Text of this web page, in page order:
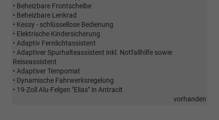
• Beheizbare Frontscheibe
• Beheizbare Lenkrad
• Kessy - schlüssellose Bedienung
• Elektrische Kindersicherung
• Adaptiv Fernlichtassistent
• Adaptiver Spurhalteassistent inkl. Notfallhilfe sowie
Reiseassistent
• Adaptiver Tempomat
• Dynamische Fahrwerksregelung
• 19-Zoll Alu-Felgen "Elias" in Antracit
vorhanden